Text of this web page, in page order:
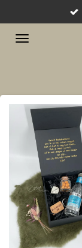
direct
naar